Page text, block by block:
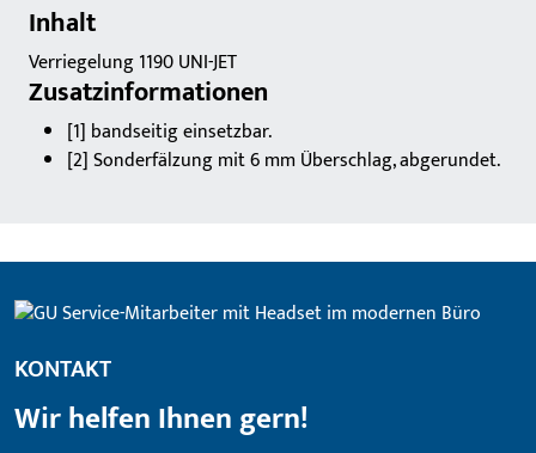
Inhalt
Verriegelung 1190 UNI-JET
Zusatzinformationen
[1] bandseitig einsetzbar.
[2] Sonderfälzung mit 6 mm Überschlag, abgerundet.
KONTAKT
Wir helfen Ihnen gern!